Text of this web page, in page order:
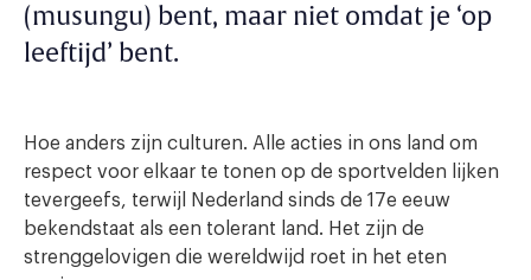
(musungu) bent, maar niet omdat je ‘op
leeftijd’ bent.
Hoe anders zijn culturen. Alle acties in ons land om
respect voor elkaar te tonen op de sportvelden lijken
tevergeefs, terwijl Nederland sinds de 17e eeuw
bekendstaat als een tolerant land. Het zijn de
strenggelovigen die wereldwijd roet in het eten